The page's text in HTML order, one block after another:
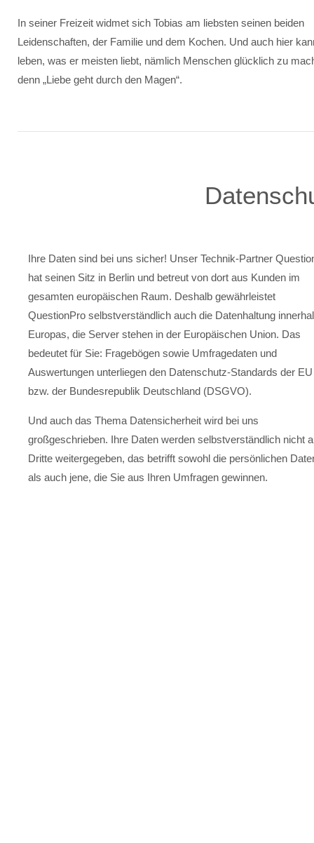
In seiner Freizeit widmet sich Tobias am liebsten seinen beiden
Leidenschaften, der Familie und dem Kochen. Und auch hier
leben, was er meisten liebt, nämlich Menschen glücklich zu
denn „Liebe geht durch den Magen“.
Ihre Daten sind bei uns sicher! Unser Technik-Partner
hat seinen Sitz in Berlin und betreut von dort aus Kunden im
gesamten europäischen Raum. Deshalb gewährleistet
QuestionPro selbstverständlich auch die Datenhaltung
Europas, die Server stehen in der Europäischen Union. Das
bedeutet für Sie: Fragebögen sowie Umfragedaten und
Auswertungen unterliegen den Datenschutz-Standards der EU
bzw. der Bundesrepublik Deutschland (DSGVO).
Und auch das Thema Datensicherheit wird bei uns
großgeschrieben. Ihre Daten werden selbstverständlich nicht
Dritte weitergegeben, das betrifft sowohl die persönlichen
als auch jene, die Sie aus Ihren Umfragen gewinnen.